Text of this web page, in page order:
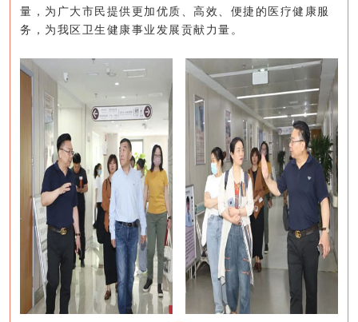
量，为广大市民提供更加优质、高效、便捷的医疗健康服
务，为我区卫生健康事业发展贡献力量。